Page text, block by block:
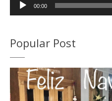
00:00
Popular Post